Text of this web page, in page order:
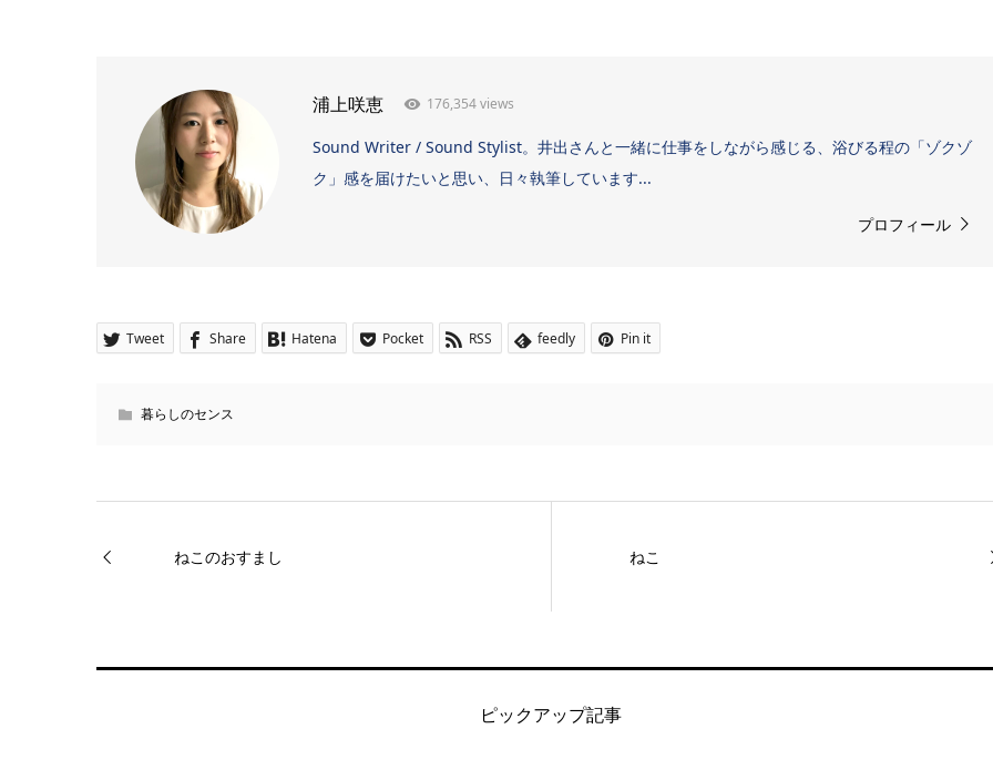
浦上咲恵 176,354 views
Sound Writer / Sound Stylist。井出さんと一緒に仕事をしながら感じる、浴びる程の「ゾクゾ
ク」感を届けたいと思い、日々執筆しています...
プロフィール
Tweet Share Hatena Pocket RSS feedly Pin it
暮らしのセンス
ねこのおすまし ねこ
ピックアップ記事